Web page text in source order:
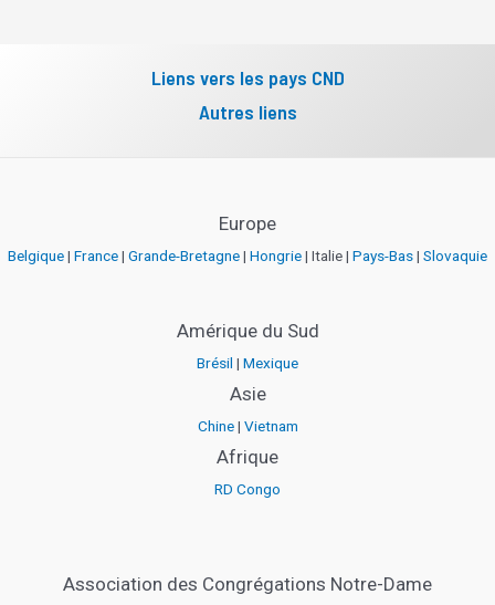
Liens vers les pays CND
Autres liens
Europe
Belgique| France| Grande-Bretagne| Hongrie| Italie | Pays-Bas| Slovaquie
Amérique du Sud
Brésil | Mexique
Asie
Chine| Vietnam
Afrique
RD Congo
Association des Congrégations Notre-Dame